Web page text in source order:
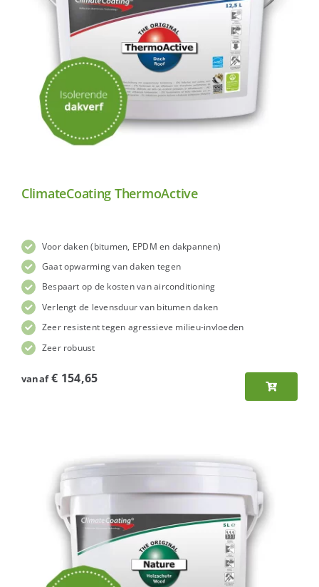
ClimateCoating ThermoActive
Voor daken (bitumen, EPDM en dakpannen)
Gaat opwarming van daken tegen
Bespaart op de kosten van airconditioning
Verlengt de levensduur van bitumen daken
Zeer resistent tegen agressieve milieu-invloeden
Zeer robuust
vanaf € 154,65